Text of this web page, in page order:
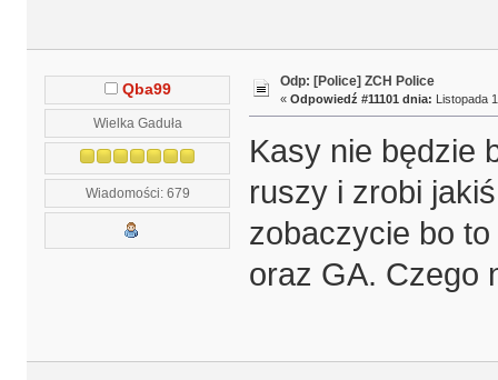
Qba99
Wielka Gaduła
Wiadomości: 679
Odp: [Police] ZCH Police
« Odpowiedź #11101 dnia: Listopada
Kasy nie będzie
ruszy i zrobi
zobaczycie bo to
oraz GA. Czego